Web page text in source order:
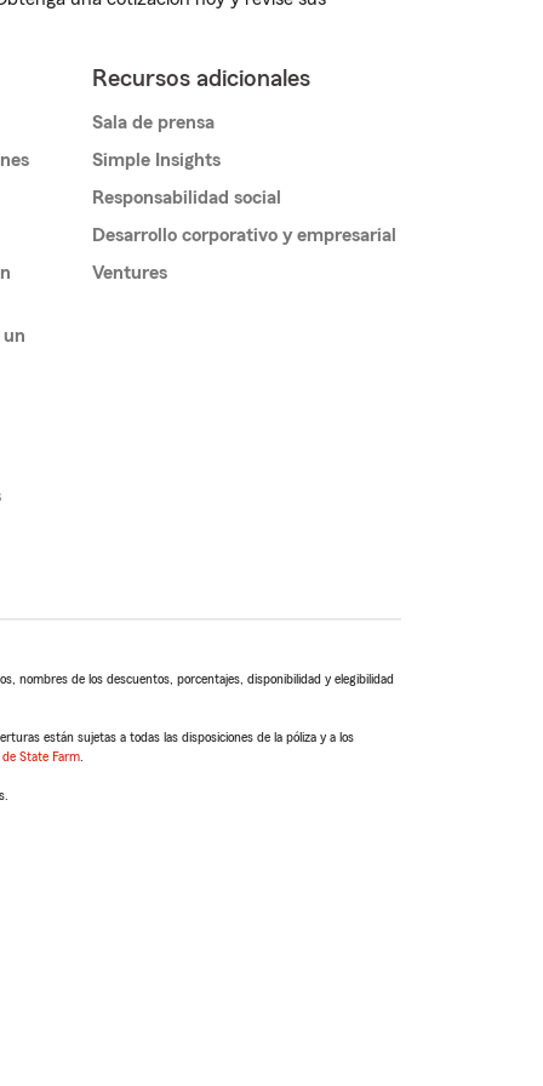
Recursos adicionales
Sala de prensa
Simple Insights
Responsabilidad social
Desarrollo corporativo y empresarial
Ventures
nombres de los descuentos, porcentajes, disponibilidad y elegibilidad
están sujetas a todas las disposiciones de la póliza y a los
State Farm